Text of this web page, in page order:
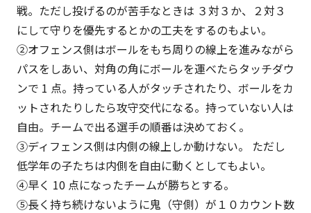
戦。ただし投げるのが苦手なときは ３対３か、２対３
にして守りを優先するとかの工夫をするのもよい。
②オフェンス側はボールをもち周りの線上を進みながら
パスをしあい、対角の角にボールを運べたらタッチダウ
ンで 1 点。持っている人がタッチされたり、ボールをカ
ットされたりしたら攻守交代になる。持っていない人は
自由。チームで出る選手の順番は決めておく。
③ディフェンス側は内側の線上しか動けない。 ただし
低学年の子たちは内側を自由に動くとしてもよい。
④早く 10 点になったチームが勝ちとする。
⑤長く持ち続けないように鬼（守側）が１０カウント数